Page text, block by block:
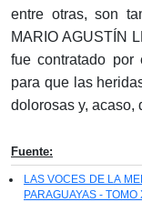
entre otras, son
MARIO AGUSTÍN
fue contratado por
para que las
dolorosas y, acaso,
Fuente:
LAS VOCES DE LA
PARAGUAYAS - TOMO